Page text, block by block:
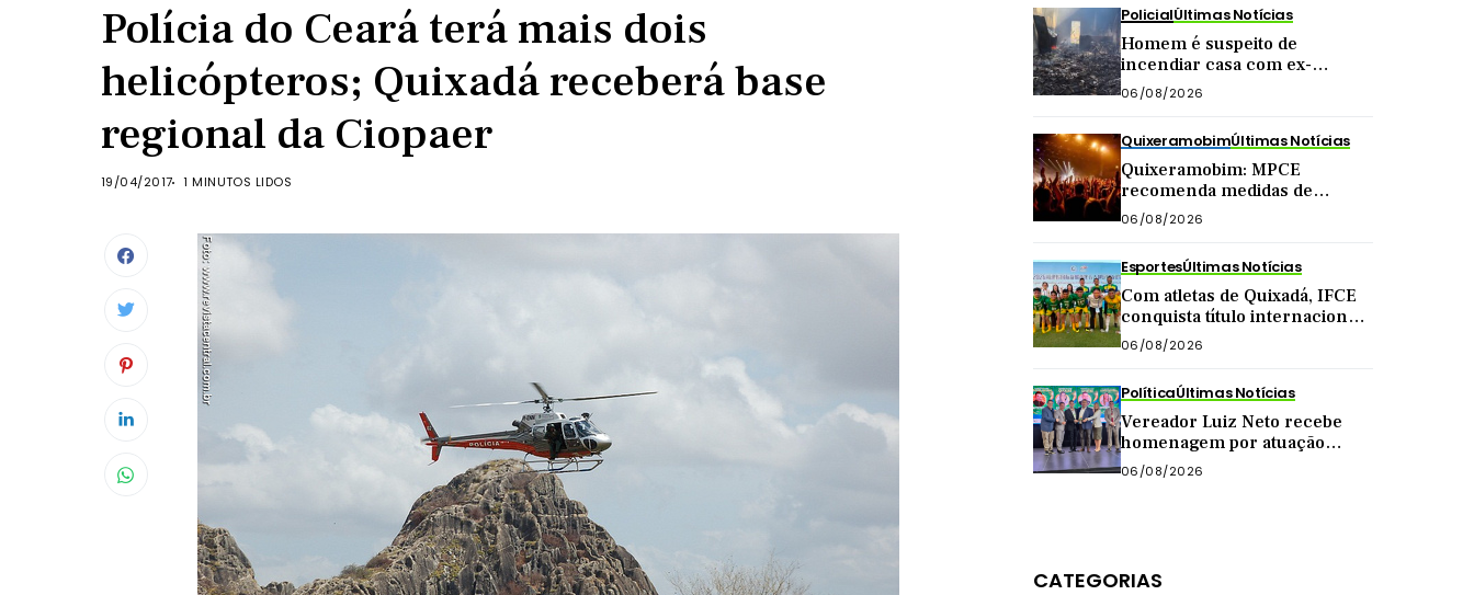
Polícia do Ceará terá mais dois
helicópteros; Quixadá receberá base
regional da Ciopaer
19/04/2017 1 MINUTOS LIDOS
PolicialÚltimas Notícias
Homem é suspeito de
incendiar casa com ex-
companheira e filha
adolescente dentro do imóvel
06/08/2026
QuixeramobimÚltimas Notícias
Quixeramobim: MPCE
recomenda medidas de
segurança para eventos com
público acima de mil pessoas
06/08/2026
EsportesÚltimas Notícias
Com atletas de Quixadá, IFCE
conquista título internacional
de futsal na China
06/08/2026
PolíticaÚltimas Notícias
Vereador Luiz Neto recebe
homenagem por atuação
como presidente da Câmara
de Quixadá
06/08/2026
CATEGORIAS